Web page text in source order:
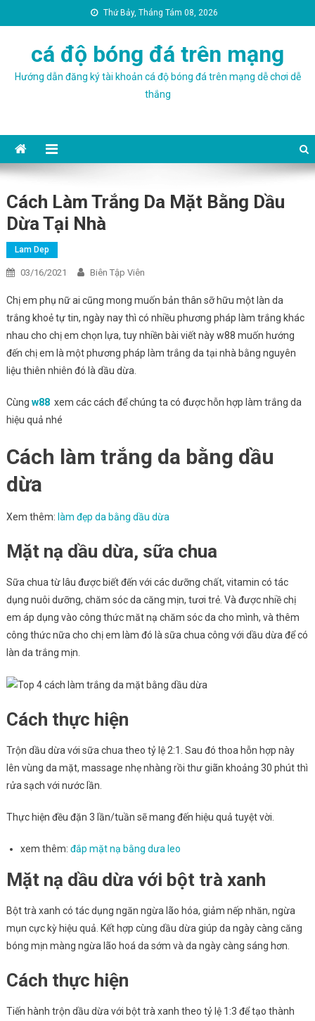
Thứ Bảy, Tháng Tám 08, 2026
cá độ bóng đá trên mạng
Hướng dẫn đăng ký tài khoản cá độ bóng đá trên mạng dễ chơi dễ
thắng
Cách Làm Trắng Da Mặt Bằng Dầu
Dừa Tại Nhà
Lam Dep
03/16/2021 Biên Tập Viên
Chị em phụ nữ ai cũng mong muốn bản thân sỡ hữu một làn da
trắng khoẻ tự tin, ngày nay thì có nhiều phương pháp làm trắng khác
nhau cho chị em chọn lựa, tuy nhiền bài viết này w88 muốn hướng
đến chị em là một phương pháp làm trắng da tại nhà bằng nguyên
liệu thiên nhiên đó là dầu dừa.
Cùng w88 xem các cách để chúng ta có được hỗn hợp làm trắng da
hiệu quả nhé
Cách làm trắng da bằng dầu
dừa
Xem thêm: làm đẹp da bằng dầu dừa
Mặt nạ dầu dừa, sữa chua
Sữa chua từ lâu được biết đến với các dưỡng chất, vitamin có tác
dụng nuôi dưỡng, chăm sóc da căng mịn, tươi trẻ. Và được nhiề chị
em áp dụng vào công thức măt nạ chăm sóc da cho mình, và thêm
công thức nữa cho chị em làm đó là sữa chua công với dầu dừa để có
làn da trắng mịn.
Cách thực hiện
Trộn dầu dừa với sữa chua theo tỷ lệ 2:1. Sau đó thoa hỗn hợp này
lên vùng da mặt, massage nhẹ nhàng rồi thư giãn khoảng 30 phút thì
rửa sạch với nước lần.
Thực hiện đều đặn 3 lần/tuần sẽ mang đến hiệu quả tuyệt vời.
xem thêm: đắp mặt nạ bằng dưa leo
Mặt nạ dầu dừa với bột trà xanh
Bột trà xanh có tác dụng ngăn ngừa lão hóa, giảm nếp nhăn, ngừa
mụn cực kỳ hiệu quả. Kết hợp cùng dầu dừa giúp da ngày càng căng
bóng mịn màng ngừa lão hoá da sớm và da ngày càng sáng hơn.
Cách thực hiện
Tiến hành trộn dầu dừa với bột trà xanh theo tỷ lệ 1:3 để tạo thành